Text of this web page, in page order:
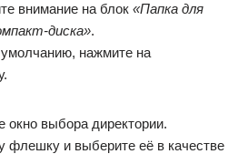
внимание на блок «Папка для
диска».
нажмите на
окно выбора директории.
флешку и выберите её в качестве